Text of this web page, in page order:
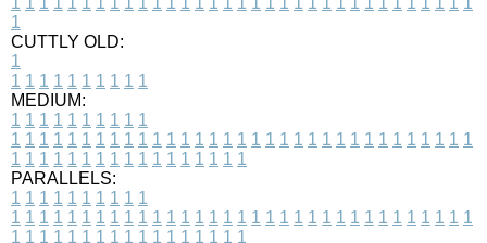
1
CUTTLY OLD:
1
1 1 1 1 1 1 1 1 1 1
MEDIUM:
1 1 1 1 1 1 1 1 1 1
1 1 1 1 1 1 1 1 1 1 1 1 1 1 1 1 1 1 1 1 1 1 1 1 1 1 1 1 1 1 1 1 1
1 1 1 1 1 1 1 1 1 1 1 1 1 1 1 1 1
PARALLELS:
1 1 1 1 1 1 1 1 1 1
1 1 1 1 1 1 1 1 1 1 1 1 1 1 1 1 1 1 1 1 1 1 1 1 1 1 1 1 1 1 1 1 1
1 1 1 1 1 1 1 1 1 1 1 1 1 1 1 1 1